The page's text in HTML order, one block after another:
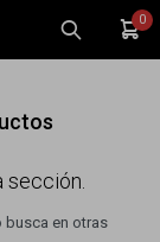
0
sección.
busca en otras